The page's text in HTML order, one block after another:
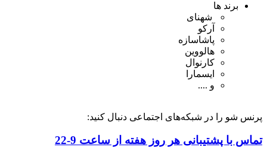
برند ها
شهنای
آرکو
پاشاسازه
هالووین
کارنوال
ایسمارا
و ....
پرنس شو را در شبکه‌های اجتماعی دنبال کنید:
تماس با پشتیبانی هر روز هفته از ساعت 9-22